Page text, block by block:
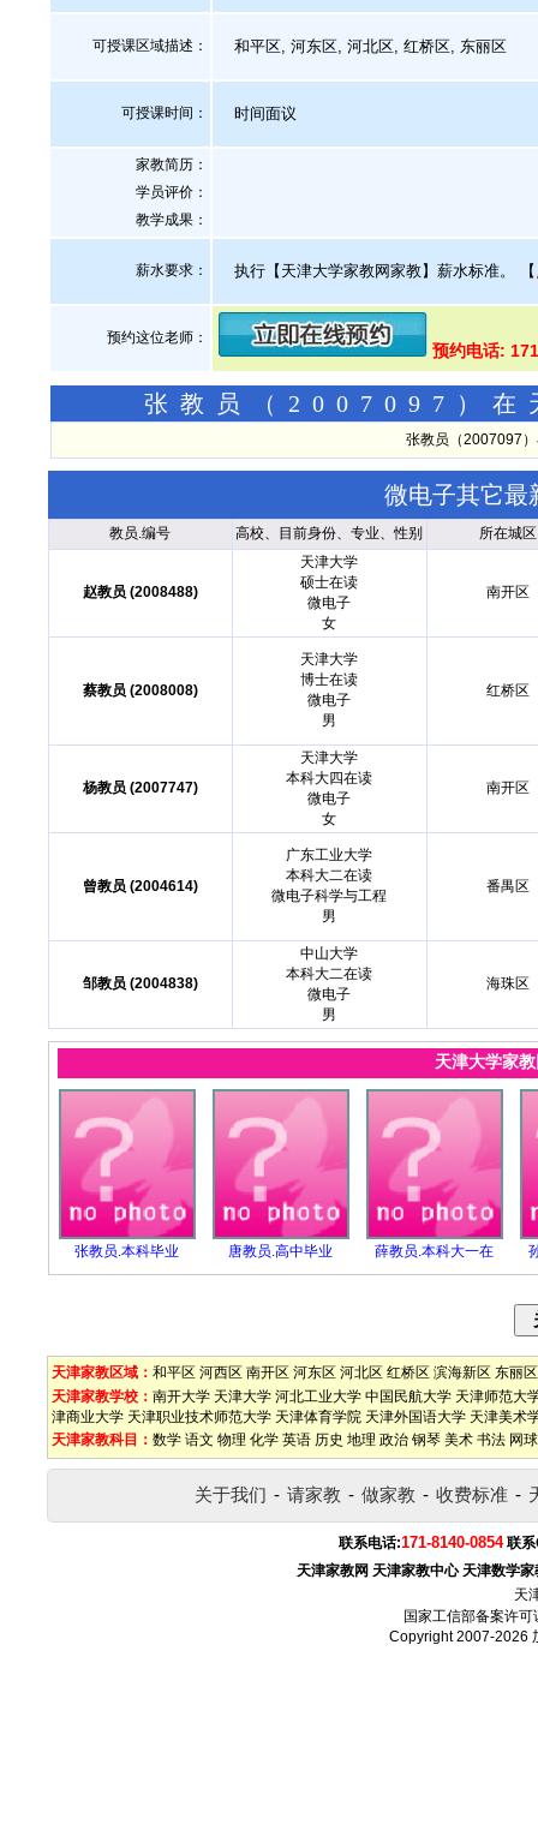
可授课区域描述： 和平区, 河东区, 河北区, 红桥区, 东丽区
可授课时间： 时间面议
家教简历：
学员评价：
教学成果：
薪水要求： 执行【天津大学家教网家教】薪水标准。 【
预约这位老师：
预约电话:
张教员（2007097）在
张教员（2007097
微电子其它最
教员.编号 高校、目前身份、专业、性别 所在城区
赵教员 (2008488)
天津大学
硕士在读
微电子
女
南开区
蔡教员 (2008008)
天津大学
博士在读
微电子
男
红桥区
杨教员 (2007747)
天津大学
本科大四在读
微电子
女
南开区
曾教员 (2004614)
广东工业大学
本科大二在读
微电子科学与工程
男
番禺区
邹教员 (2004838)
中山大学
本科大二在读
微电子
男
海珠区
天津大学家
张教员.本科毕业 唐教员.高中毕业 薛教员.本科大一在
天津家教区域： 和平区 河西区 南开区 河东区 河北区 红桥区 滨海新区 东丽区
天津家教学校： 南开大学 天津大学 河北工业大学 中国民航大学 天津师范大
津商业大学 天津职业技术师范大学 天津体育学院 天津外国语大学 天津美术
天津家教科目： 数学 语文 物理 化学 英语 历史 地理 政治 钢琴 美术 书法 网球
关于我们 - 请家教 - 做家教 - 收费标准 -
联系电话:171-8140-0854 联
天津家教网 天津家教中心 天津数学家
天
国家工信部备案许可
Copyright 2007-2026